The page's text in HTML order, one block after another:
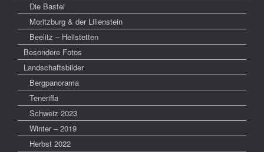
Die Bastei
Moritzburg & der Lilienstein
Beelitz – Heilstetten
Besondere Fotos
Landschaftsbilder
Bergpanorama
Teneriffa
Schweiz 2023
Winter – 2019
Herbst 2022